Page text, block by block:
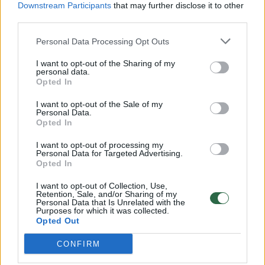
Downstream Participants that may further disclose it to other
Personal Data Processing Opt Outs
I want to opt-out of the Sharing of my
personal data.
Opted In
I want to opt-out of the Sale of my
Personal Data.
Opted In
I want to opt-out of processing my
Personal Data for Targeted Advertising.
Opted In
I want to opt-out of Collection, Use,
Retention, Sale, and/or Sharing of my
Personal Data that Is Unrelated with the
Purposes for which it was collected.
Opted Out
CONFIRM
00:00:30
vaiko gyvybių išgelbėti nepavyko
Žinios | Lietuvos diena
Nufilmavo, kaip patvino Vilniaus Vakarinis aplinkkelis:
vaizdas pribloškia
prisiminimais apie Kazimierą Prunskienę
Žinios | Lietuvos diena